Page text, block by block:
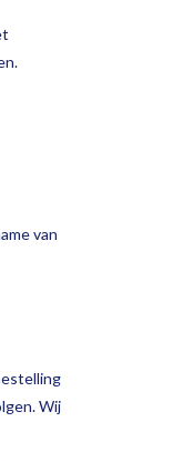
van
Wij